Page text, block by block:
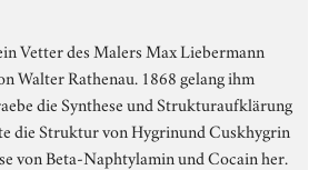
Vetter des Malers Max Liebermann
Walter Rathenau. 1868 gelang ihm
die Synthese und Strukturaufklärung
die Struktur von Hygrinund Cuskhygrin
von Beta-Naphtylamin und Cocain her.